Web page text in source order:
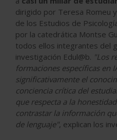
dirigido por Teresa Romeu
de los Estudios de
por la catedrática Montse
todos ellos integrantes del
investigación Edul@b. "Los
formaciones específicas en
significativamente el
conciencia crítica del
que respecta a la
contrastar la información
de lenguaje", explican los